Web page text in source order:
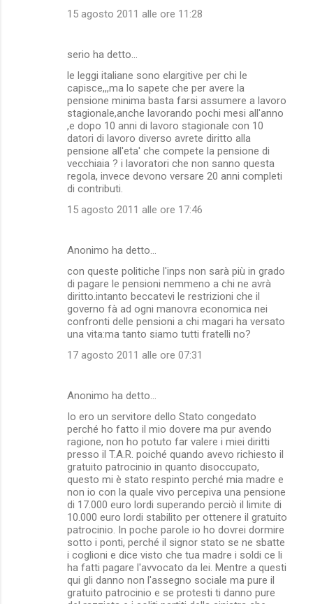
15 agosto 2011 alle ore 11:28
serio ha detto…
le leggi italiane sono elargitive per chi le
capisce,,,ma lo sapete che per avere la
pensione minima basta farsi assumere a lavoro
stagionale,anche lavorando pochi mesi all'anno
,e dopo 10 anni di lavoro stagionale con 10
datori di lavoro diverso avrete diritto alla
pensione all'eta' che compete la pensione di
vecchiaia ? i lavoratori che non sanno questa
regola, invece devono versare 20 anni completi
di contributi.
15 agosto 2011 alle ore 17:46
Anonimo ha detto…
con queste politiche l'inps non sarà più in grado
di pagare le pensioni nemmeno a chi ne avrà
diritto.intanto beccatevi le restrizioni che il
governo fà ad ogni manovra economica nei
confronti delle pensioni a chi magari ha versato
una vita:ma tanto siamo tutti fratelli no?
17 agosto 2011 alle ore 07:31
Anonimo ha detto…
Io ero un servitore dello Stato congedato
perché ho fatto il mio dovere ma pur avendo
ragione, non ho potuto far valere i miei diritti
presso il T.A.R. poiché quando avevo richiesto il
gratuito patrocinio in quanto disoccupato,
questo mi è stato respinto perché mia madre e
non io con la quale vivo percepiva una pensione
di 17.000 euro lordi superando perciò il limite di
10.000 euro lordi stabilito per ottenere il gratuito
patrocinio. In poche parole io ho dovrei dormire
sotto i ponti, perché il signor stato se ne sbatte
i coglioni e dice visto che tua madre i soldi ce li
ha fatti pagare l'avvocato da lei. Mentre a questi
qui gli danno non l'assegno sociale ma pure il
gratuito patrocinio e se protesti ti danno pure